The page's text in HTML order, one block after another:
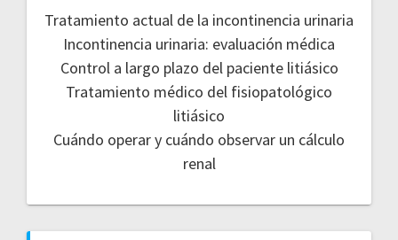
Tratamiento actual de la incontinencia urinaria
Incontinencia urinaria: evaluación médica
Control a largo plazo del paciente litiásico
Tratamiento médico del fisiopatológico
litiásico
Cuándo operar y cuándo observar un cálculo
renal